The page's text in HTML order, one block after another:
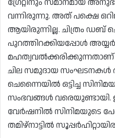
വന്നിരുന്നു. അത് പക്ഷെ
ആയിരുന്നില്ല. ചിത്രം ഡബ്
പുറത്തിറക്കിയപ്പോൾ
മഹത്വവൽക്കരിക്കുന്നതാണ്
ചില സമുദായ സംഘടനകൾ
ചെന്നൈയിൽ ഒട്ടിച്ച
സംഭവങ്ങൾ വരെയുണ്ടായി.
വേർഷനിൽ സിനിമയുടെ പേര്
തമിഴ്‌നാട്ടിൽ